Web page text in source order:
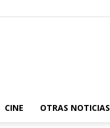
CINE OTRAS NOTICIAS